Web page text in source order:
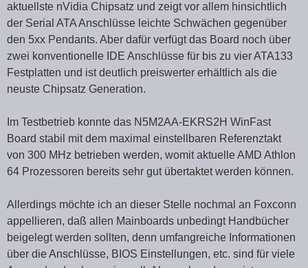
aktuellste nVidia Chipsatz und zeigt vor allem hinsichtlich
der Serial ATA Anschlüsse leichte Schwächen gegenüber
den 5xx Pendants. Aber dafür verfügt das Board noch über
zwei konventionelle IDE Anschlüsse für bis zu vier ATA133
Festplatten und ist deutlich preiswerter erhältlich als die
neuste Chipsatz Generation.
Im Testbetrieb konnte das N5M2AA-EKRS2H WinFast
Board stabil mit dem maximal einstellbaren Referenztakt
von 300 MHz betrieben werden, womit aktuelle AMD Athlon
64 Prozessoren bereits sehr gut übertaktet werden können.
Allerdings möchte ich an dieser Stelle nochmal an Foxconn
appellieren, daß allen Mainboards unbedingt Handbücher
beigelegt werden sollten, denn umfangreiche Informationen
über die Anschlüsse, BIOS Einstellungen, etc. sind für viele